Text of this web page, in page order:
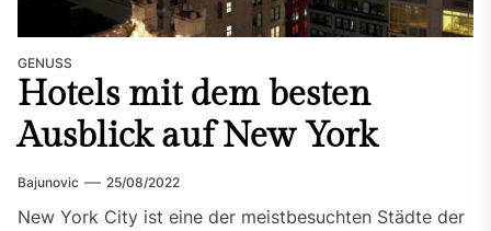
GENUSS
Hotels mit dem besten
Ausblick auf New York
Bajunovic 25/08/2022
New York City ist eine der meistbesuchten Städte der